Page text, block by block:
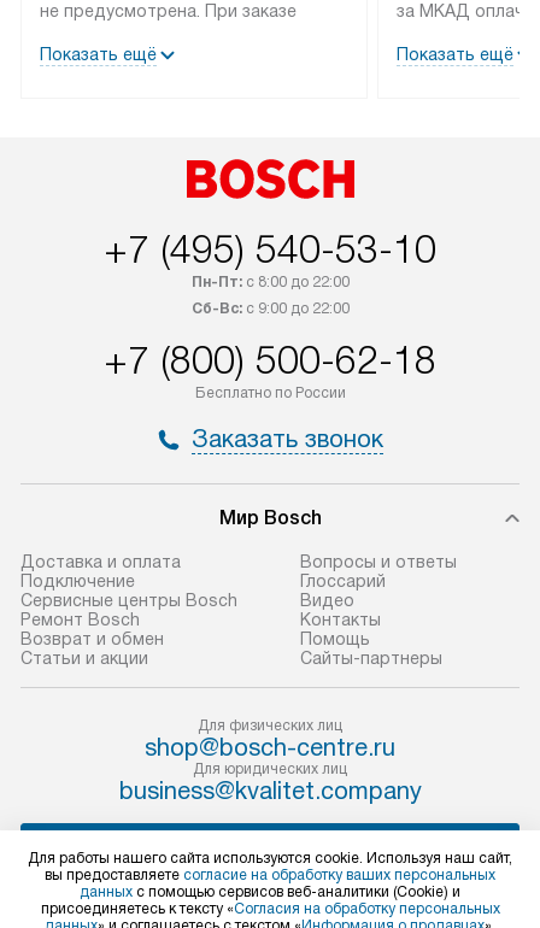
не предусмотрена. При заказе
рекомендуем обсудить
со статусом «В наличии» могут
быть отправлены покупателю
интересен товар «Под заказ»,
обсудите возможность его
приобретения с менеджером сайта.
доставляются бесплатно
по Москве в пределах МКАД,
не предусмотрена.
доставки доставит упакованный
прибор до двери или прихожей.
Если необходимо переместить
прибор до места установки,
пожалуйста, предварительно
уточните это с менеджером.
дополнительная плата. Важно
учитывать, что если размеры
прибора не позволяют ему пройти
демонтировать дверцы, ручки или
другие выступающие элементы, так
Показать ещё
за МКАД
партнера
по монтажу
материалы.
установленной
монтаж техники
на место с
Показать ещё
+7 (495) 540-53-10
Пн-Пт:с 8:00 до 22:00
Сб-Вс:с 9:00 до 22:00
+7 (800) 500-62-18
Бесплатно по России
Заказать звонок
Мир Bosch
Доставка и оплата
Подключение
Сервисные центры Bosch
Ремонт Bosch
Возврат и обмен
Статьи и акции
Вопросы и ответы
Глоссарий
Видео
Контакты
Помощь
Сайты-партнеры
Для физических лиц
shop@bosch-centre.ru
Для юридических лиц
business@kvalitet.company
Политика конфиденциальности
Для работы нашего сайта используются cookie. Используя наш сайт,
вы предоставляете согласие на обработку ваших персональных
данных с помощью сервисов веб-аналитики (Cookie) и
присоединяетесь к тексту «Согласия на обработку персональных